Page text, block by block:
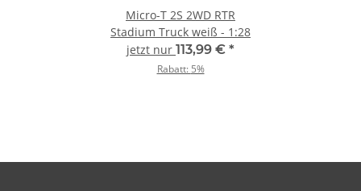
Micro-T 2S 2WD RTR
Stadium Truck weiß - 1:28
jetzt nur 113,99 € *
Rabatt: 5%